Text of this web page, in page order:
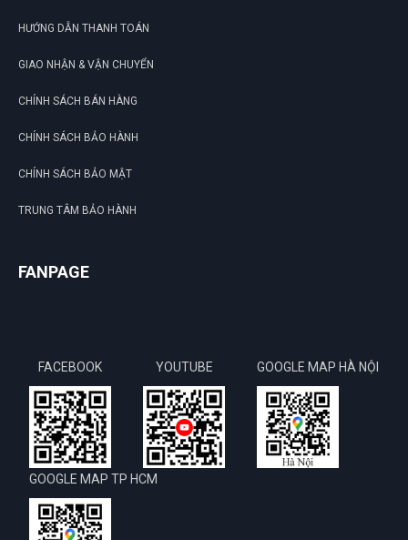
HƯỚNG DẪN THANH TOÁN
GIAO NHẬN & VẬN CHUYỂN
CHÍNH SÁCH BÁN HÀNG
CHÍNH SÁCH BẢO HÀNH
CHÍNH SÁCH BẢO MẬT
TRUNG TÂM BẢO HÀNH
FANPAGE
FACEBOOK YOUTUBE GOOGLE MAP HÀ NỘI
GOOGLE MAP TP HCM